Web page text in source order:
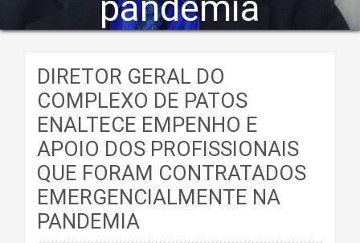
DIRETOR GERAL DO
COMPLEXO DE PATOS
ENALTECE EMPENHO E
APOIO DOS PROFISSIONAIS
QUE FORAM CONTRATADOS
EMERGENCIALMENTE NA
PANDEMIA